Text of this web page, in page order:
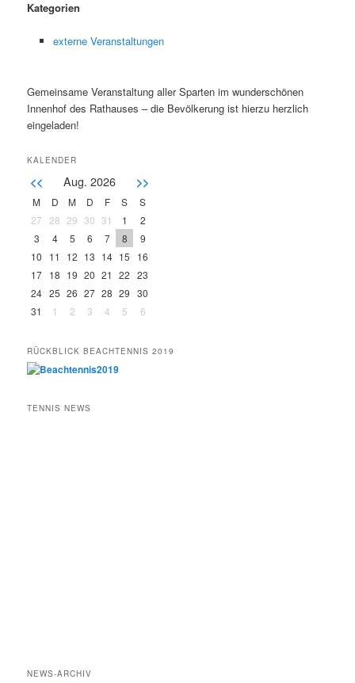
Kategorien
externe Veranstaltungen
Gemeinsame Veranstaltung aller Sparten im wunderschönen
Innenhof des Rathauses – die Bevölkerung ist hierzu herzlich
eingeladen!
KALENDER
<< Aug. 2026 >>
M D M D F S
S
27
28 29 30 31 1
2
3
4 5 6 7 8
9
10
11 12 13 14 15
16
17 18 19 20 21 22 23
24 25 26 27 28 29 30
31
1 2 3 4 5 6
RÜCKBLICK BEACHTENNIS 2019
TENNIS NEWS
NEWS-ARCHIV